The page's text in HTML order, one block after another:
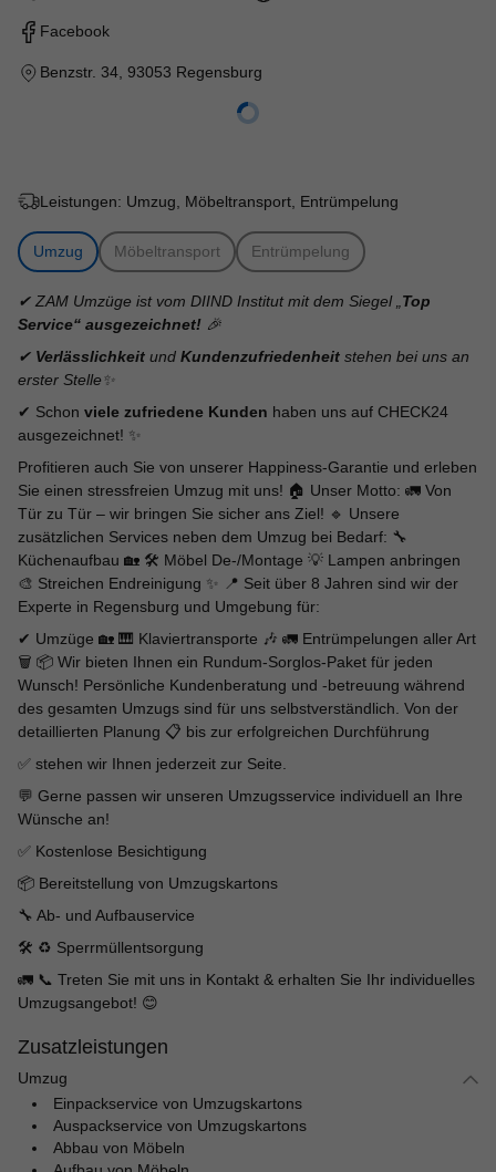
Facebook
Benzstr. 34 93053 Regensburg
Leistungen: Umzug, Möbeltransport, Entrümpelung
Umzug Möbeltransport Entrümpelung
✔ ZAM Umzüge ist vom DIIND Institut mit dem Siegel „ Top
Service“ ausgezeichnet! 🎉
✔ Verlässlichkeit und Kundenzufriedenheit stehen bei uns an
erster Stelle✨
✔ Schon viele zufriedene Kunden haben uns auf CHECK24
ausgezeichnet! ✨
Profitieren auch Sie von unserer Happiness-Garantie und erleben
Sie einen stressfreien Umzug mit uns! 🏠 Unser Motto: 🚛 Von
Tür zu Tür – wir bringen Sie sicher ans Ziel! 🔹 Unsere
zusätzlichen Services neben dem Umzug bei Bedarf: 🔧
Küchenaufbau 🏡 🛠 Möbel De-/Montage 💡 Lampen anbringen
🎨 Streichen Endreinigung ✨ 📍 Seit über 8 Jahren sind wir der
Experte in Regensburg und Umgebung für:
✔ Umzüge 🏡 🎹 Klaviertransporte 🎶 🚛 Entrümpelungen aller Art
🗑 📦 Wir bieten Ihnen ein Rundum-Sorglos-Paket für jeden
Wunsch! Persönliche Kundenberatung und -betreuung während
des gesamten Umzugs sind für uns selbstverständlich. Von der
detaillierten Planung 📋 bis zur erfolgreichen Durchführung
✅ stehen wir Ihnen jederzeit zur Seite.
💬 Gerne passen wir unseren Umzugsservice individuell an Ihre
Wünsche an!
✅ Kostenlose Besichtigung
📦 Bereitstellung von Umzugskartons
🔧 Ab- und Aufbauservice
🛠 ♻️ Sperrmüllentsorgung
🚛 📞 Treten Sie mit uns in Kontakt & erhalten Sie Ihr individuelles
Umzugsangebot! 😊
Zusatzleistungen
Umzug
Einpackservice von Umzugskartons
Auspackservice von Umzugskartons
Abbau von Möbeln